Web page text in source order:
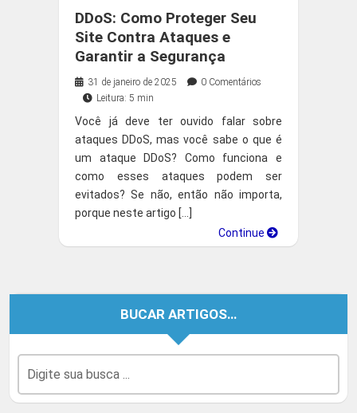
DDoS: Como Proteger Seu
Site Contra Ataques e
Garantir a Segurança
31 de janeiro de 2025
0 Comentários
Leitura: 5 min
Você já deve ter ouvido falar sobre
ataques DDoS, mas você sabe o que é
um ataque DDoS? Como funciona e
como esses ataques podem ser
evitados? Se não, então não importa,
porque neste artigo […]
Continue
BUCAR ARTIGOS…